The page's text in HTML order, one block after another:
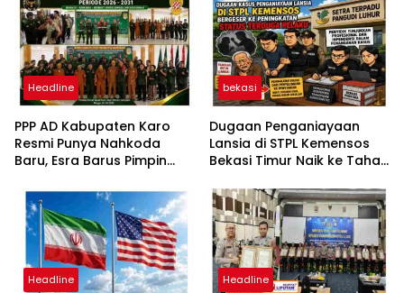
Headline
PPP AD Kabupaten Karo
Resmi Punya Nahkoda
Baru, Esra Barus Pimpin
bekasi
Dugaan Penganiayaan
Lansia di STPL Kemensos
Bekasi Timur Naik ke Tahap
Minta Proses Transparan
dan Bebas Intervensi
Headline Headline